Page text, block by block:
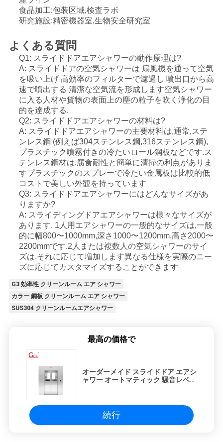
ラ
食品加工:包装区域,検査ラボ
研究施設:精密機器室,生物安全研究室
よくある質問
Q1: スライドドアエアシャワーの動作原理は?
A: スライドドアの空気シャワーは 扇風機を通って空気
を吸い上げ 高効率のフィルターで濾過し 噴出口から高
速で噴出する 清潔な空気流を形成します空気シャワー
に入る人材や貨物の表面上の塵の粒子を吹く浄化の目
的を達成する.
Q2: スライドドアエアシャワーの材料は?
A: スライドドアエアシャワーの主要材料は,通常,ステ
ンレス鋼 (例えば304ステンレス鋼,316ステンレス鋼),
プラスチック噴霧付きの冷たいロール鋼板などです.ス
テンレス鋼材は,腐食耐性と簡単に清掃の利点がありま
すプラスチックのスプレーで冷たい金属板は比較的低
コストで美しい外観を持っています
Q3: スライドドアエアシャワーにはどんなサイズがあ
りますか?
A: スライディングドアエアシャワーは様々なサイズが
あります. 1人用エアシャワーの一般的なサイズは,一般
的に幅800〜1000mm,深さ1000〜1200mm,高さ2000〜
2200mmです.2人または複数人の空気シャワーのサイ
ズは,それに応じて増加します異なる仕様を実際のニー
ズに応じてカスタマイズすることができます
G3 効率性 クリーンルーム エア シャワー
カラー 鋼板 クリーンルーム エア シャワー
SUS304 クリーンルームエアシャワー
最高の価格で
オーダーメイド スライドドア エアシ
ャワー オートマティック 騒音レベル
続行